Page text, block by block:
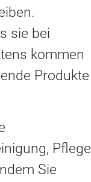
sie bei
kommen
Produkte
Pflege
Sie